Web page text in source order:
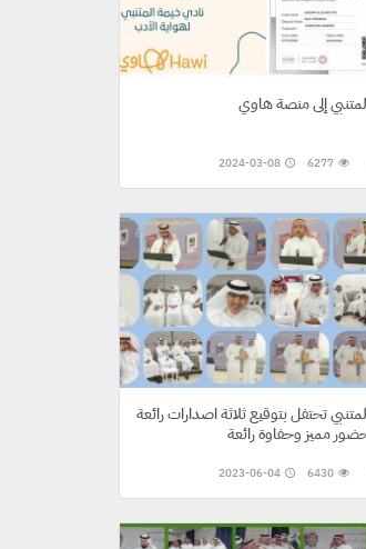
إلى منصة هاوي
2024-03-08 6277
تحتفل بتوقيع ثلاثة اصدارات رائعة
مميز وحفاوة رائعة
2023-06-04 6430